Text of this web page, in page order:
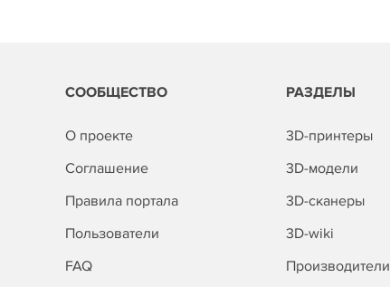
СООБЩЕСТВО
О проекте
Соглашение
Правила портала
Пользователи
FAQ
РАЗДЕЛЫ
3D-принтеры
3D-модели
3D-сканеры
3D-wiki
Производители